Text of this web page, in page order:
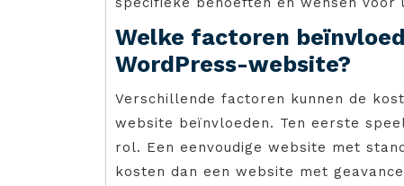
Welke factoren
WordPress-website?
Verschillende factoren kunnen de
website beïnvloeden. Ten eerste
rol. Een eenvoudige website met
kosten dan een website met